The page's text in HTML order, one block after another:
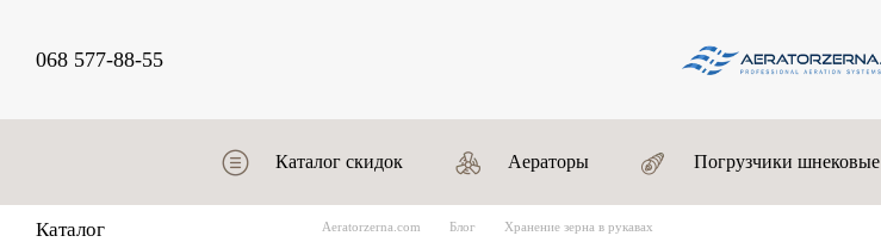
068 577-88-55
Каталог скидок Аераторы Погрузчики шнековые
Аeratorzerna.com Блог Хранение зерна в рукавах
Каталог